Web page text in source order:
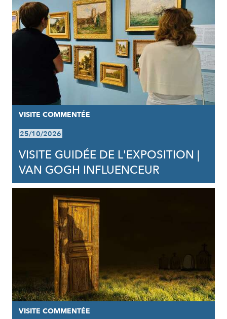
VISITE COMMENTÉE
25/10/2026
VISITE GUIDÉE DE L'EXPOSITION |
VAN GOGH INFLUENCEUR
VISITE COMMENTÉE